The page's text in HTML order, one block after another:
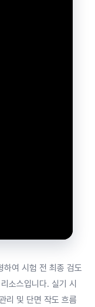
하여 시험 전 최종 검도
소스입니다. 실기 시
리 및 단면 작도 흐름